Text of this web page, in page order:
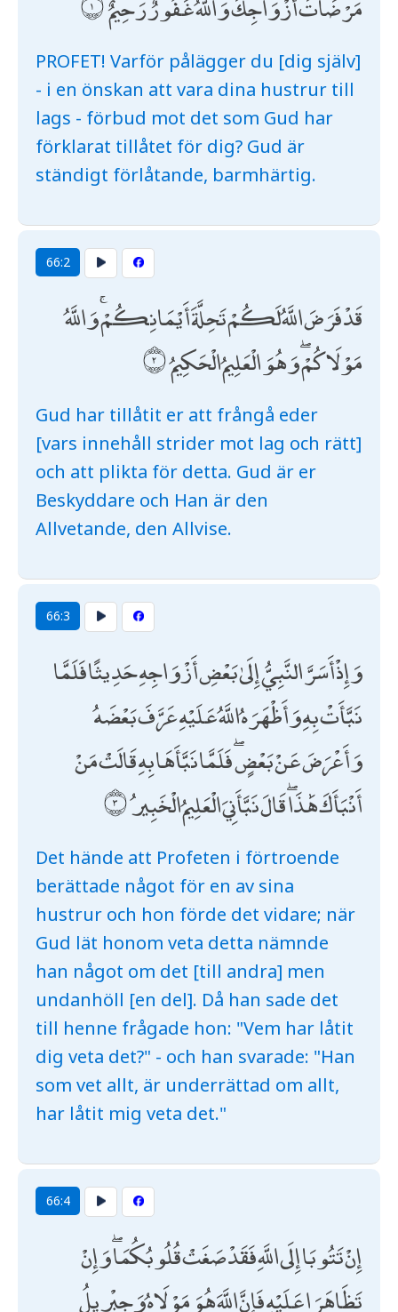
PROFET! Varför pålägger du [dig själv]
- i en önskan att vara dina hustrur till
lags - förbud mot det som Gud har
förklarat tillåtet för dig? Gud är
ständigt förlåtande, barmhärtig.
66:2
قَدْ فَرَضَ اللَّهُ لَكُمْ تَحِلَّةَ أَيْمَانِكُمْ ۚ وَاللَّهُ
مَوْلَاكُمْ ۖ وَهُوَ الْعَلِيمُ الْحَكِيمُ
Gud har tillåtit er att frångå eder
[vars innehåll strider mot lag och rätt]
och att plikta för detta. Gud är er
Beskyddare och Han är den
Allvetande, den Allvise.
66:3
وَإِذْ أَسَرَّ النَّبِيُّ إِلَىٰ بَعْضِ أَزْوَاجِهِ حَدِيثًا فَلَمَّا
نَبَّأَتْ بِهِ وَأَظْهَرَهُ اللَّهُ عَلَيْهِ عَرَّفَ بَعْضَهُ
وَأَعْرَضَ عَنْ بَعْضٍ ۖ فَلَمَّا نَبَّأَهَا بِهِ قَالَتْ مَنْ
أَنْبَأَكَ هَٰذَا ۖ قَالَ نَبَّأَنِيَ الْعَلِيمُ الْخَبِيرُ
Det hände att Profeten i förtroende
berättade något för en av sina
hustrur och hon förde det vidare; när
Gud lät honom veta detta nämnde
han något om det [till andra] men
undanhöll [en del]. Då han sade det
till henne frågade hon: "Vem har låtit
dig veta det?" - och han svarade: "Han
som vet allt, är underrättad om allt,
har låtit mig veta det."
66:4
إِنْ تَتُوبَا إِلَى اللَّهِ فَقَدْ صَغَتْ قُلُوبُكُمَا ۖ وَإِنْ
تَظَاهَرَا عَلَيْهِ فَإِنَّ اللَّهَ هُوَ مَوْلَاهُ وَجِبْرِيلُ